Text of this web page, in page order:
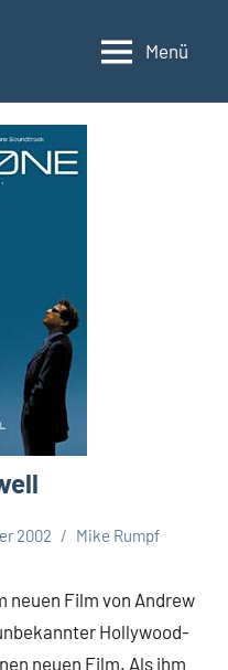
Menü
2002 Mike Rumpf
neuen Film von Andrew
Hollywood-
neuen Film. Als ihm